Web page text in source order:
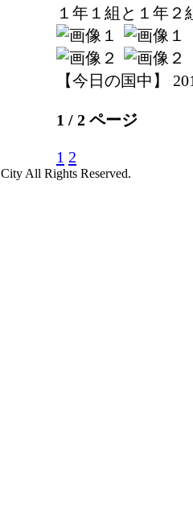
１年１組と１年２
【今日の国中】
1 / 2 ページ
1 2
All Rights Reserved.